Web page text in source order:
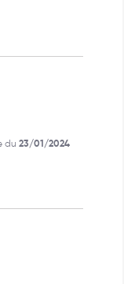
du 23/01/2024